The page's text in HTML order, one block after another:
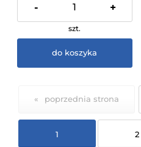
- +
szt.
do koszyka
«
1 2